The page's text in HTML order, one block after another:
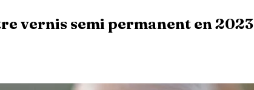
vernis semi permanent en 2023